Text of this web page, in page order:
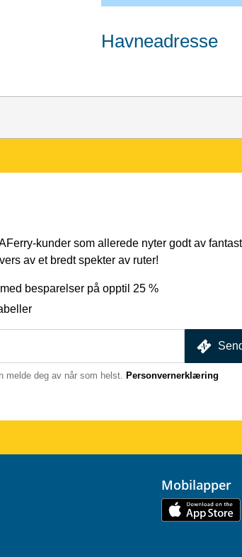
Havneadresse
kunder som allerede nyter godt av
av et bredt spekter av ruter!
besparelser på opptil 25 %
melde deg av når som helst. Personvernerklæring
Mobilapper